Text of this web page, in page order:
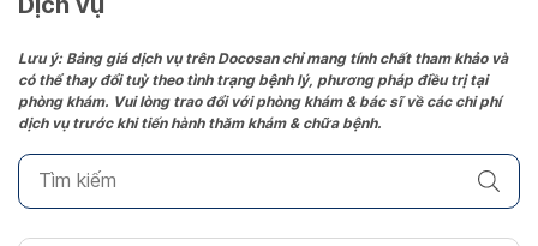
the
question
mark
to
Lưu ý: Bảng giá dịch vụ trên Docosan chỉ mang tính chất tham khảo và
có thể thay đổi tuỳ theo tình trạng bệnh lý, phương pháp điều trị tại
phòng khám. Vui lòng trao đổi với phòng khám & bác sĩ về các chi phí
dịch vụ trước khi tiến hành thăm khám & chữa bệnh.